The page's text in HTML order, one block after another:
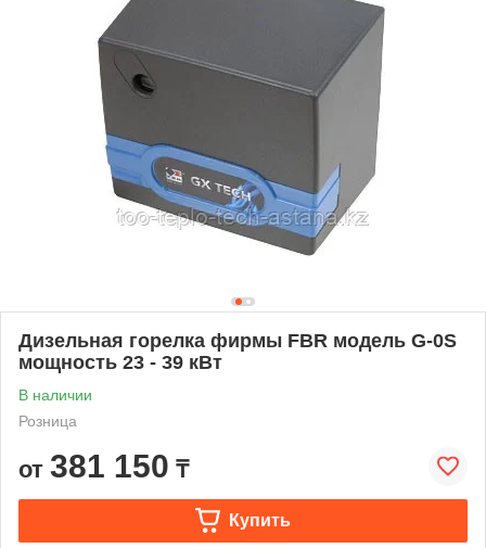
Дизельная горелка фирмы FBR модель G-0S
мощность 23 - 39 кВт
В наличии
Розница
от 381 150 ₸
Купить